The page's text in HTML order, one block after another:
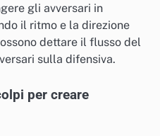
gli avversari in
il ritmo e la direzione
dettare il flusso del
sulla difensiva.
per creare